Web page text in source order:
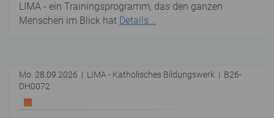
LIMA - ein Trainingsprogramm, das den ganzen
Menschen im Blick hat Details...
Mo. 28.09.2026 | LIMA - Katholisches Bildungswerk | B26-
DH0072